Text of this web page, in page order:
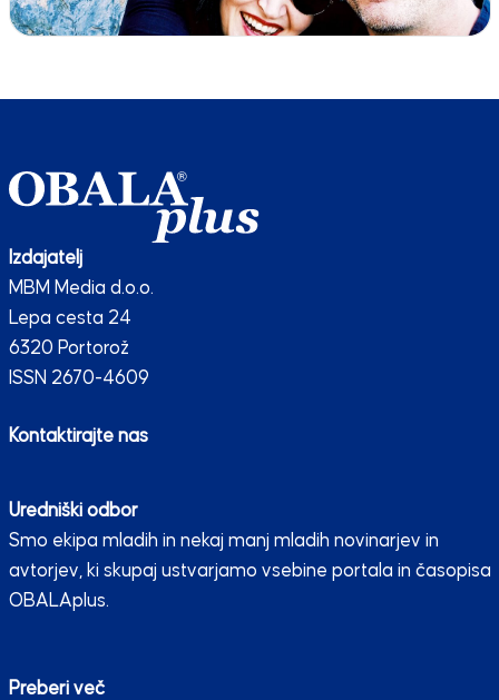
Izdajatelj
MBM Media d.o.o.
Lepa cesta 24
6320 Portorož
ISSN 2670-4609
Kontaktirajte nas
Uredniški odbor
Smo ekipa mladih in nekaj manj mladih novinarjev in
avtorjev, ki skupaj ustvarjamo vsebine portala in časopisa
OBALAplus.
Preberi več